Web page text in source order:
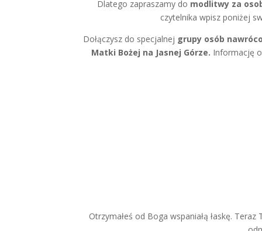
Dlatego zapraszamy do modlitwy za
czytelnika wpisz poniżej
Dołączysz do specjalnej grupy osób
Matki Bożej na Jasnej Górze. Informację
Otrzymałeś od Boga wspaniałą łaskę.